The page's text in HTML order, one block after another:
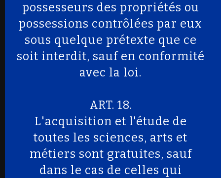
possesseurs des propriétés ou
possessions contrôlées par eux
sous quelque prétexte que ce
soit interdit, sauf en conformité
avec la loi.
ART. 18.
L'acquisition et l'étude de
toutes les sciences, arts et
métiers sont gratuites, sauf
dans le cas de celles qui